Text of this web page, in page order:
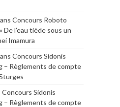
Concours Roboto
l’eau tiède sous un
Imamura
Concours Sidonis
– Règlements de compte
Concours Sidonis
– Règlements de compte